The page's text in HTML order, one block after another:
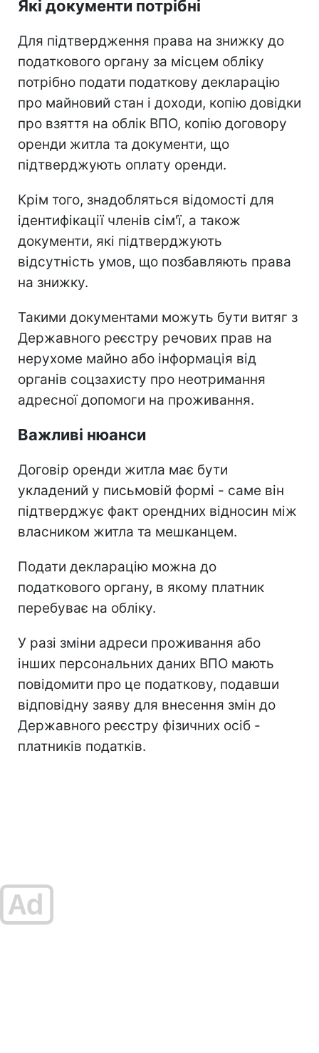
Які документи потрібні
Для підтвердження права на знижку до
податкового органу за місцем обліку
потрібно подати податкову декларацію
про майновий стан і доходи, копію довідки
про взяття на облік ВПО, копію договору
оренди житла та документи, що
підтверджують оплату оренди.
Крім того, знадобляться відомості для
ідентифікації членів сім'ї, а також
документи, які підтверджують
відсутність умов, що позбавляють права
на знижку.
Такими документами можуть бути витяг з
Державного реєстру речових прав на
нерухоме майно або інформація від
органів соцзахисту про неотримання
адресної допомоги на проживання.
Важливі нюанси
Договір оренди житла має бути
укладений у письмовій формі - саме він
підтверджує факт орендних відносин між
власником житла та мешканцем.
Подати декларацію можна до
податкового органу, в якому платник
перебуває на обліку.
У разі зміни адреси проживання або
інших персональних даних ВПО мають
повідомити про це податкову, подавши
відповідну заяву для внесення змін до
Державного реєстру фізичних осіб -
платників податків.